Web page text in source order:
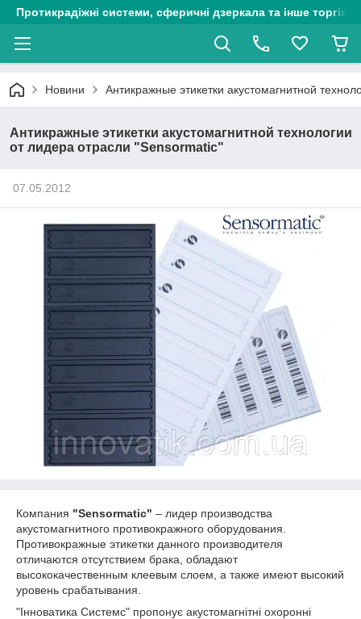
Протикрадіжні системи, сферичні дзеркала та інше
Новини Антикражные этикетки акустомагнитной
Антикражные этикетки акустомагнитной технологии
от лидера отрасли "Sensormatic"
07.05.2012
Компания "Sensormatic" – лидер производства
акустомагнитного противокражного оборудования.
Противокражные этикетки данного производителя
отличаются отсутствием брака, обладают
высококачественным клеевым слоем, а также имеют высокий
уровень срабатывания.
"Інноватика Системс" пропонує акустомагнітні охоронні